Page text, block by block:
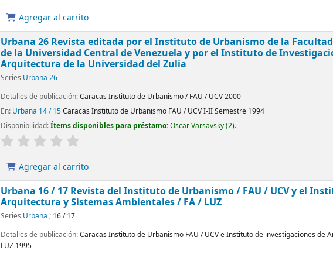
Agregar al carrito
Urbana 26 Revista editada por el Instituto de Urbanismo de la
de la Universidad Central de Venezuela y por el Instituto de
Arquitectura de la Universidad del Zulia
Series Urbana 26
Detalles de publicación:Caracas Instituto de Urbanismo / FAU / UCV2000
En: Urbana 14 / 15Caracas Instituto de Urbanismo FAU / UCV I-II Semestre 1994
Disponibilidad:Ítems disponibles para préstamo:Oscar Varsavsky(2).
Agregar al carrito
Urbana 16 / 17 Revista del Instituto de Urbanismo / FAU / UCV y el
Arquitectura y Sistemas Ambientales / FA / LUZ
Series Urbana ; 16 / 17
Detalles de publicación:Caracas Instituto de Urbanismo FAU / UCV e Instituto de investigaciones de
LUZ 1995